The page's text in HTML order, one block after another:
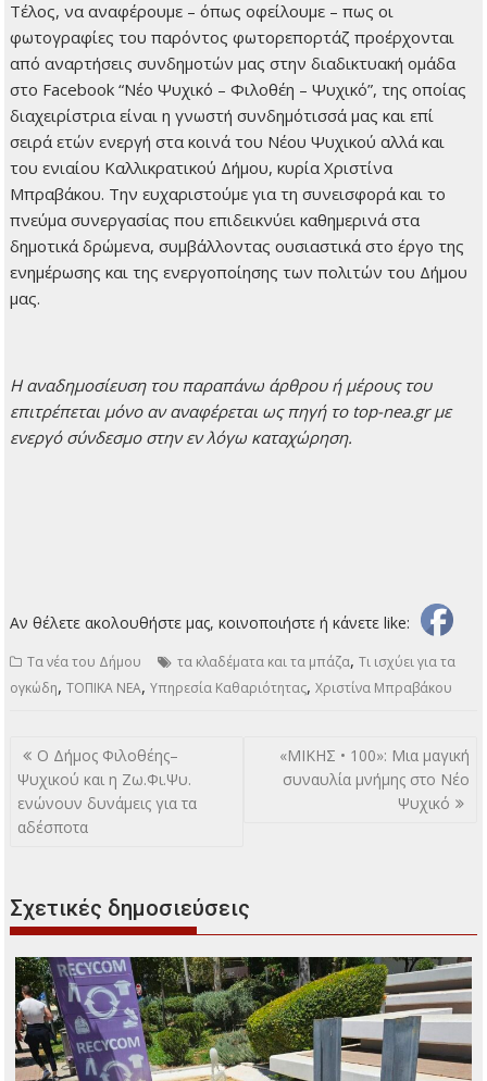
Τέλος, να αναφέρουμε – όπως οφείλουμε – πως οι
φωτογραφίες του παρόντος φωτορεπορτάζ προέρχονται
από αναρτήσεις συνδημοτών μας στην διαδικτυακή ομάδα
στο Facebook “Νέο Ψυχικό – Φιλοθέη – Ψυχικό”, της οποίας
διαχειρίστρια είναι η γνωστή συνδημότισσά μας και επί
σειρά ετών ενεργή στα κοινά του Νέου Ψυχικού αλλά και
του ενιαίου Καλλικρατικού Δήμου, κυρία Χριστίνα
Μπραβάκου. Την ευχαριστούμε για τη συνεισφορά και το
πνεύμα συνεργασίας που επιδεικνύει καθημερινά στα
δημοτικά δρώμενα, συμβάλλοντας ουσιαστικά στο έργο της
ενημέρωσης και της ενεργοποίησης των πολιτών του Δήμου
μας.
H αναδημοσίευση του παραπάνω άρθρου ή μέρους του
επιτρέπεται μόνο αν αναφέρεται ως πηγή το top-nea.gr με
ενεργό σύνδεσμο στην εν λόγω καταχώρηση.
Αν θέλετε ακολουθήστε μας, κοινοποιήστε ή κάνετε like:
Τα νέα του Δήμου τα κλαδέματα και τα μπάζα,Τι ισχύει για τα
ογκώδη,ΤΟΠΙΚΑ ΝΕΑ,Υπηρεσία Καθαριότητας,Χριστίνα Μπραβάκου
Πλοήγηση
άρθρων
Ο Δήμος Φιλοθέης–
Ψυχικού και η Ζω.Φι.Ψυ.
ενώνουν δυνάμεις για τα
αδέσποτα
«ΜΙΚΗΣ • 100»: Μια μαγική
συναυλία μνήμης στο Νέο
Ψυχικό
Σχετικές δημοσιεύσεις